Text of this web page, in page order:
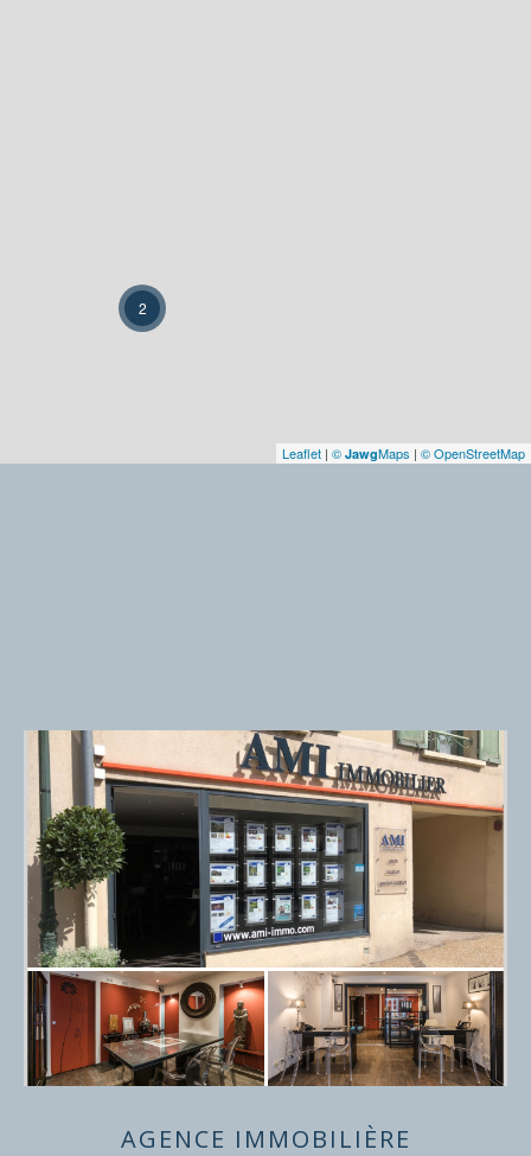
2
Leaflet | © JawgMaps | © OpenStreetMap
AGENCE IMMOBILIÈRE